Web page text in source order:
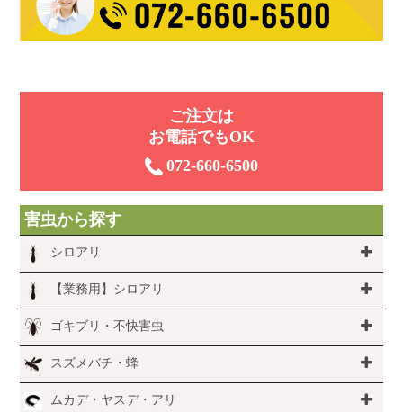
ご注⽂は
お電話でもOK
072-660-6500
害虫から探す
シロアリ
【業務用】シロアリ
ゴキブリ・不快害虫
スズメバチ・蜂
ムカデ・ヤスデ・アリ